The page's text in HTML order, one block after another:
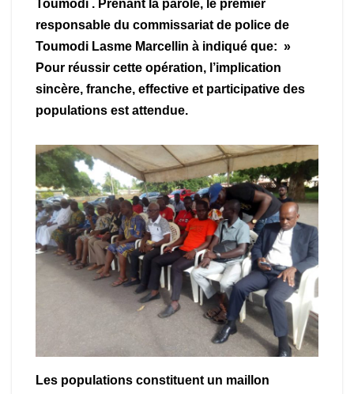
Toumodi . Prenant la parole, le premier
responsable du commissariat de police de
Toumodi Lasme Marcellin à indiqué que: »
Pour réussir cette opération, l’implication
sincère, franche, effective et participative des
populations est attendue.
Les populations constituent un maillon